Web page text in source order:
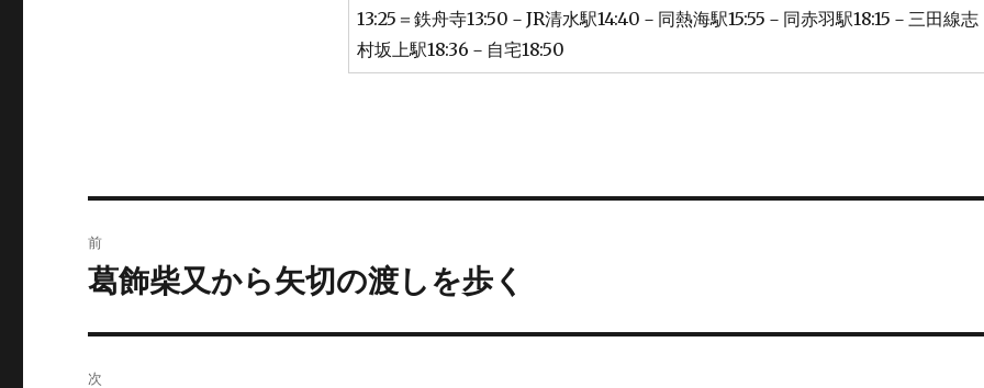
13:25＝鉄舟寺13:50－JR清水駅14:40－同熱海駅15:55－同赤羽駅18:15－三田線志
村坂上駅18:36－自宅18:50
稿
前
前
投
稿:
葛飾柴又から矢切の渡しを歩く
次